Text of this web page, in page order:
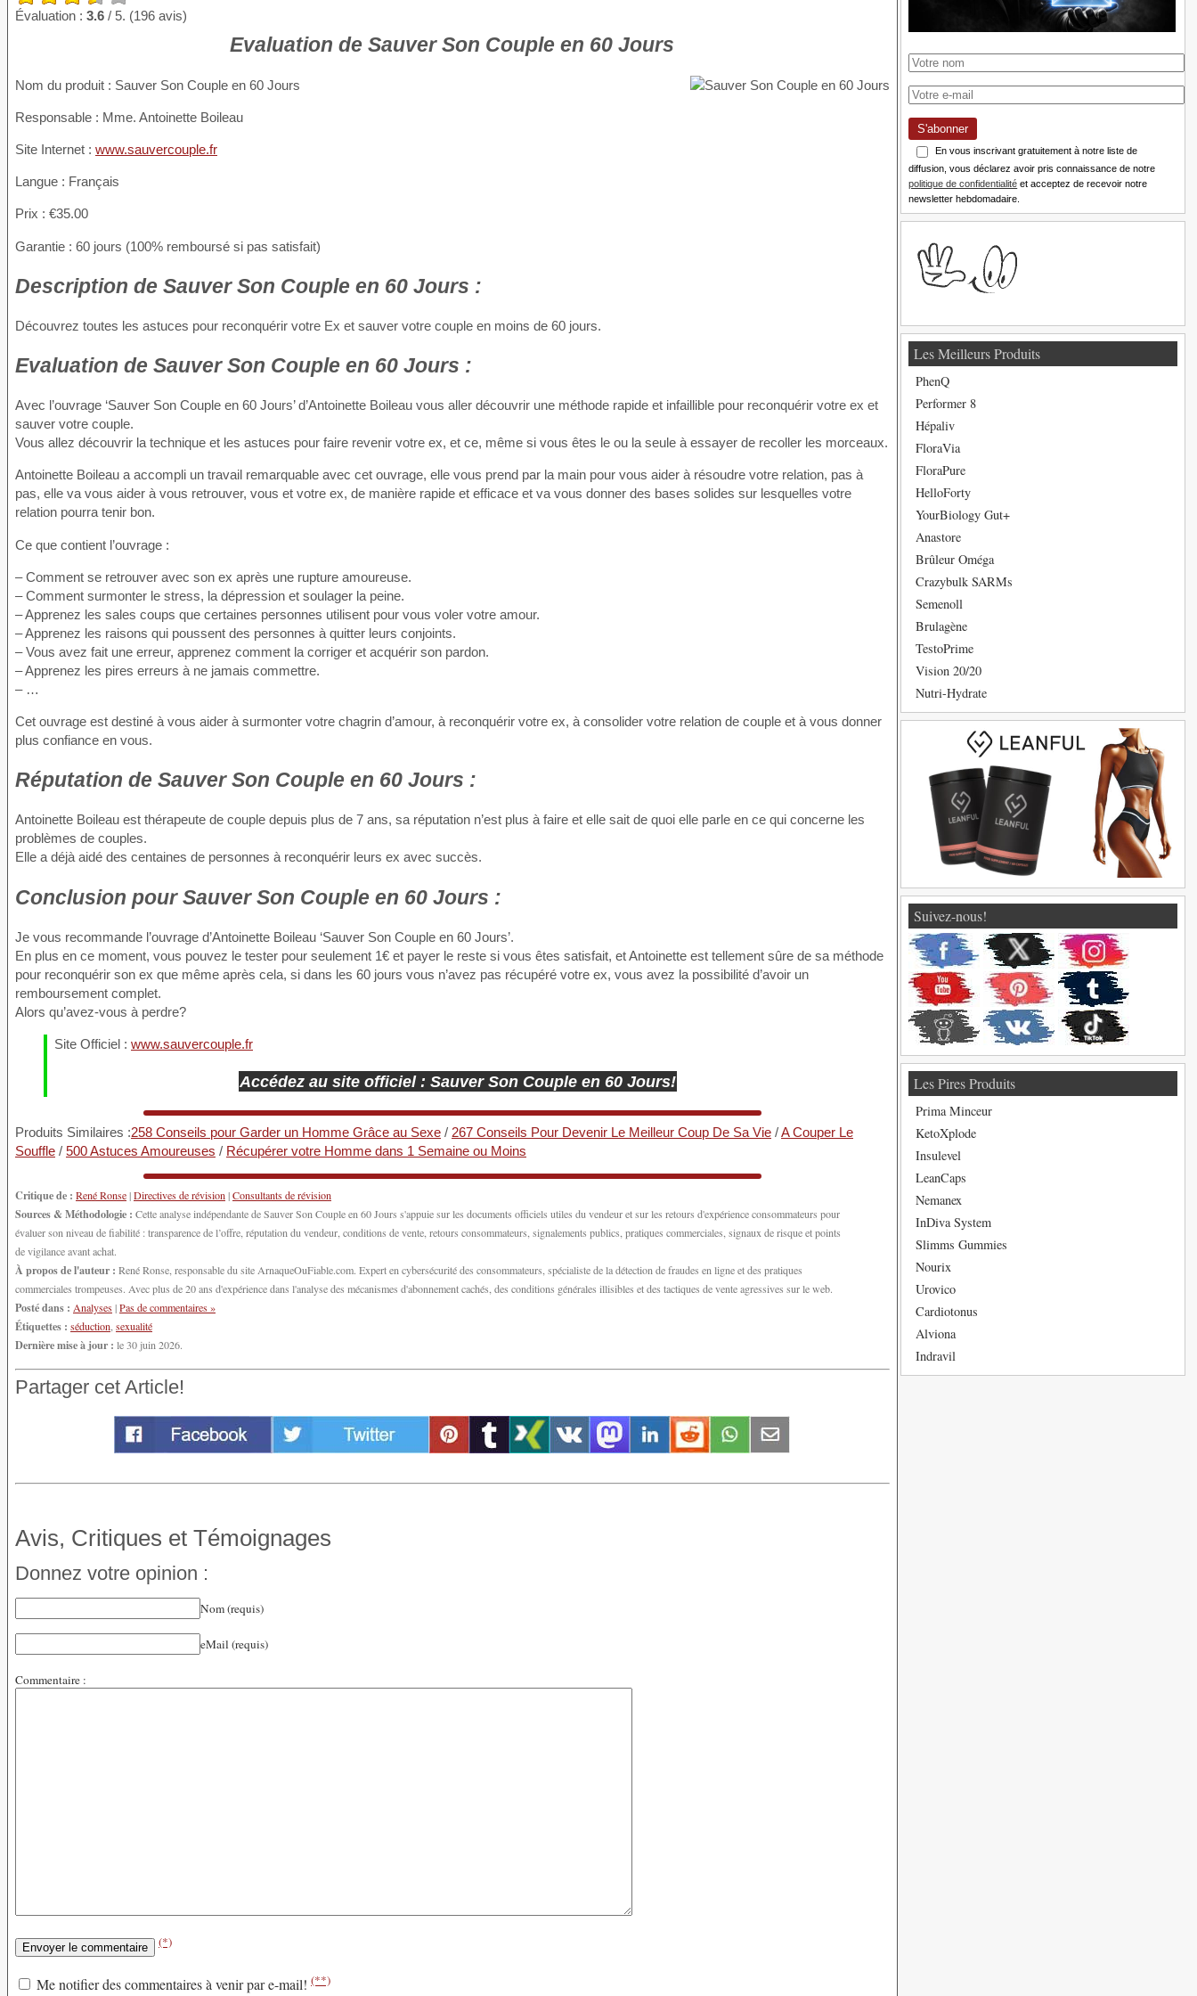
Évaluation : 3.6 / 5. (196 avis)
Evaluation de Sauver Son Couple en 60 Jours
Nom du produit : Sauver Son Couple en 60 Jours
Responsable : Mme. Antoinette Boileau
Site Internet : www.sauvercouple.fr
Langue : Français
Prix : €35.00
Garantie : 60 jours (100% remboursé si pas satisfait)
Description de Sauver Son Couple en 60 Jours :
Découvrez toutes les astuces pour reconquérir votre Ex et sauver votre couple en moins de 60 jours.
Evaluation de Sauver Son Couple en 60 Jours :
Avec l’ouvrage ‘Sauver Son Couple en 60 Jours’ d’Antoinette Boileau vous aller découvrir une méthode rapide et infaillible pour reconquérir votre ex et
sauver votre couple.
Vous allez découvrir la technique et les astuces pour faire revenir votre ex, et ce, même si vous êtes le ou la seule à essayer de recoller les morceaux.
Antoinette Boileau a accompli un travail remarquable avec cet ouvrage, elle vous prend par la main pour vous aider à résoudre votre relation, pas à
pas, elle va vous aider à vous retrouver, vous et votre ex, de manière rapide et efficace et va vous donner des bases solides sur lesquelles votre
relation pourra tenir bon.
Ce que contient l’ouvrage :
– Comment se retrouver avec son ex après une rupture amoureuse.
– Comment surmonter le stress, la dépression et soulager la peine.
– Apprenez les sales coups que certaines personnes utilisent pour vous voler votre amour.
– Apprenez les raisons qui poussent des personnes à quitter leurs conjoints.
– Vous avez fait une erreur, apprenez comment la corriger et acquérir son pardon.
– Apprenez les pires erreurs à ne jamais commettre.
– …
Cet ouvrage est destiné à vous aider à surmonter votre chagrin d’amour, à reconquérir votre ex, à consolider votre relation de couple et à vous donner
plus confiance en vous.
Réputation de Sauver Son Couple en 60 Jours :
Antoinette Boileau est thérapeute de couple depuis plus de 7 ans, sa réputation n’est plus à faire et elle sait de quoi elle parle en ce qui concerne les
problèmes de couples.
Elle a déjà aidé des centaines de personnes à reconquérir leurs ex avec succès.
Conclusion pour Sauver Son Couple en 60 Jours :
Je vous recommande l’ouvrage d’Antoinette Boileau ‘Sauver Son Couple en 60 Jours’.
En plus en ce moment, vous pouvez le tester pour seulement 1€ et payer le reste si vous êtes satisfait, et Antoinette est tellement sûre de sa méthode
pour reconquérir son ex que même après cela, si dans les 60 jours vous n’avez pas récupéré votre ex, vous avez la possibilité d’avoir un
remboursement complet.
Alors qu’avez-vous à perdre?
Site Officiel : www.sauvercouple.fr
Accédez au site officiel : Sauver Son Couple en 60 Jours!
Produits Similaires :258 Conseils pour Garder un Homme Grâce au Sexe / 267 Conseils Pour Devenir Le Meilleur Coup De Sa Vie /A Couper Le
Souffle / 500 Astuces Amoureuses / Récupérer votre Homme dans 1 Semaine ou Moins
Critique de : René Ronse|Directives de révision|Consultants de révision
Sources & Méthodologie : Cette analyse indépendante de Sauver Son Couple en 60 Jours s'appuie sur les documents officiels utiles du vendeur et sur les retours d'expérience consommateurs pour
évaluer son niveau de fiabilité : transparence de l’offre, réputation du vendeur, conditions de vente, retours consommateurs, signalements publics, pratiques commerciales, signaux de risque et points
de vigilance avant achat.
À propos de l'auteur : René Ronse, responsable du site ArnaqueOuFiable.com. Expert en cybersécurité des consommateurs, spécialiste de la détection de fraudes en ligne et des pratiques
commerciales trompeuses. Avec plus de 20 ans d'expérience dans l'analyse des mécanismes d'abonnement cachés, des conditions générales illisibles et des tactiques de vente agressives sur le web.
Posté dans : Analyses|Pas de commentaires »
Étiquettes : séduction sexualité
Dernière mise à jour : le 30 juin 2026.
Partager cet Article!
Avis, Critiques et Témoignages
Donnez votre opinion :
Nom (requis)
eMail (requis)
Commentaire :
(*)
Me notifier des commentaires à venir par e-mail! (**)
S'abonner
En vous inscrivant gratuitement à notre liste de
diffusion, vous déclarez avoir pris connaissance de notre
politique de confidentialité et acceptez de recevoir notre
newsletter hebdomadaire.
Les Meilleurs Produits
PhenQ
Performer 8
Hépaliv
FloraVia
FloraPure
HelloForty
YourBiology Gut+
Anastore
Brûleur Oméga
Crazybulk SARMs
Semenoll
Brulagène
TestoPrime
Vision 20/20
Nutri-Hydrate
Suivez-nous!
Les Pires Produits
Prima Minceur
KetoXplode
Insulevel
LeanCaps
Nemanex
InDiva System
Slimms Gummies
Nourix
Urovico
Cardiotonus
Alviona
Indravil